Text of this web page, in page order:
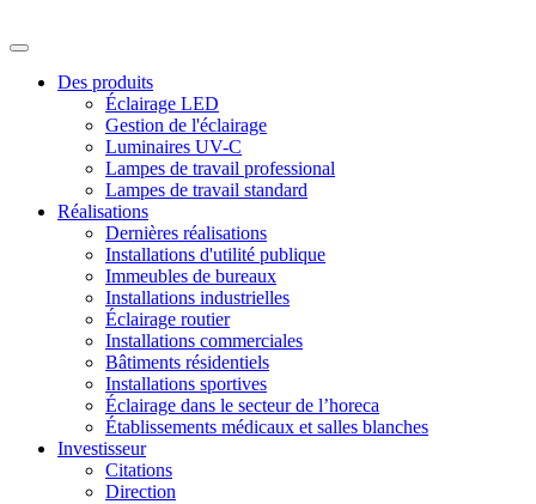
Des produits
Éclairage LED
Gestion de l'éclairage
Luminaires UV-C
Lampes de travail professional
Lampes de travail standard
Réalisations
Dernières réalisations
Installations d'utilité publique
Immeubles de bureaux
Installations industrielles
Éclairage routier
Installations commerciales
Bâtiments résidentiels
Installations sportives
Éclairage dans le secteur de l’horeca
Établissements médicaux et salles blanches
Investisseur
Citations
Direction